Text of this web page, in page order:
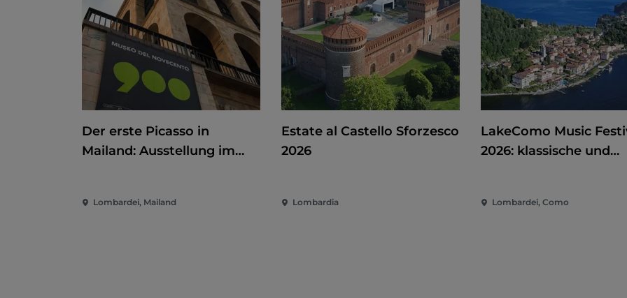
Der erste Picasso in
Mailand: Ausstellung im
internationalem
Lombardei, Mailand
Estate al Castello Sforzesco
2026
Lombardia
LakeComo Music
2026: klassische und
am Comer See
Lombardei, Como